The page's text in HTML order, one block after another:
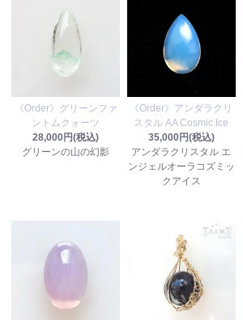
《Order》グリーンファ
ントムクォーツ
28,000円(税込)
グリーンの山の幻影
《Order》アンダラクリ
スタル AA Cosmic Ice
35,000円(税込)
アンダラクリスタル エ
ンジェルオーラコズミッ
クアイス